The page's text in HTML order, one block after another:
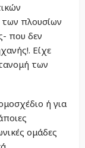
πλουσίων
που δεν
Είχε
των
ή για
ομάδες